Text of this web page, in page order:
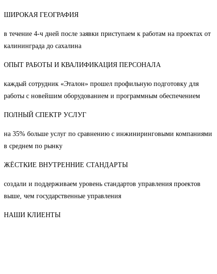
ШИРОКАЯ ГЕОГРАФИЯ
в течение 4-ч дней после заявки приступаем к работам на проектах от
калининграда до сахалина
ОПЫТ РАБОТЫ И КВАЛИФИКАЦИЯ ПЕРСОНАЛА
каждый сотрудник «Эталон» прошел профильную подготовку для
работы с новейшим оборудованием и программным обеспечением
ПОЛНЫЙ СПЕКТР УСЛУГ
на 35% больше услуг по сравнению с инжиниринговыми компаниями
в среднем по рынку
ЖЁСТКИЕ ВНУТРЕННИЕ СТАНДАРТЫ
создали и поддерживаем уровень стандартов управления проектов
выше, чем государственные управления
НАШИ КЛИЕНТЫ